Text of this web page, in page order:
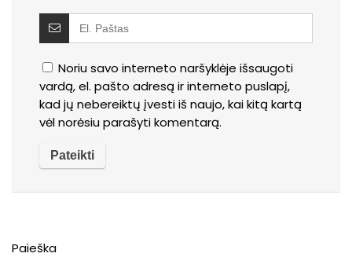
Noriu savo interneto naršyklėje išsaugoti
vardą, el. pašto adresą ir interneto puslapį,
kad jų nebereiktų įvesti iš naujo, kai kitą kartą
vėl norėsiu parašyti komentarą.
Paieška